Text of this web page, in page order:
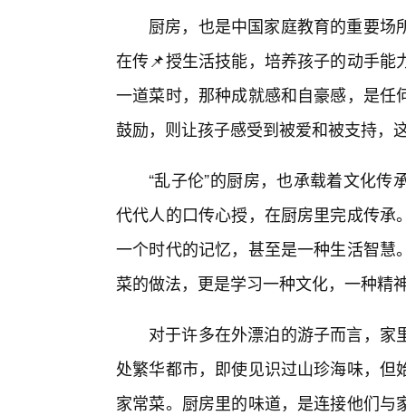
厨房，也是中国家庭教育的重要
在传📌授生活技能，培养孩子的动手
一道菜时，那种成就感和自豪感，是
鼓励，则让孩子感受到被爱和被支持，
“乱子伦”的厨房，也承载着文化
代代人的口传心授，在厨房里完成传
一个时代的记忆，甚至是一种生活智
菜的做法，更是学习一种文化，一种精
对于许多在外漂泊的游子而言，
处繁华都市，即使见识过山珍海味，
家常菜。厨房里的味道，是连接他们